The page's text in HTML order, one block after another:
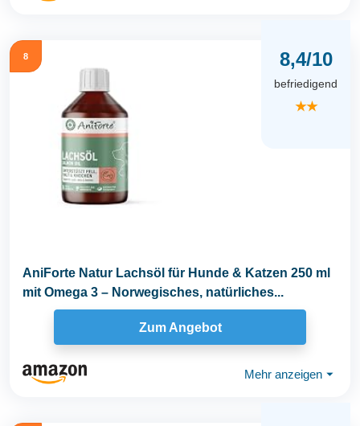
8 8,4/10
befriedigend
★★
AniForte Natur Lachsöl für Hunde & Katzen 250 ml
mit Omega 3 – Norwegisches, natürliches...
Zum Angebot
Mehr anzeigen ⏷